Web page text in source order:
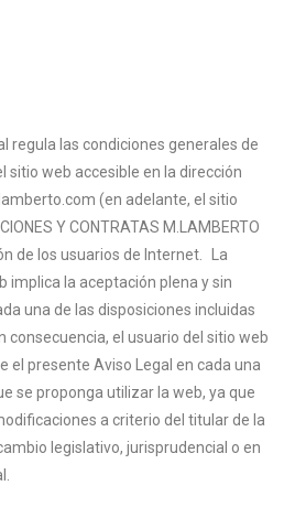
regula las condiciones generales de
sitio web accesible en la dirección
(en adelante, el sitio
Y CONTRATAS M.LAMBERTO
de los usuarios de Internet. La
implica la aceptación plena y sin
una de las disposiciones incluidas
consecuencia, el usuario del sitio web
el presente Aviso Legal en cada una
se proponga utilizar la web, ya que
a criterio del titular de la
legislativo, jurisprudencial o en